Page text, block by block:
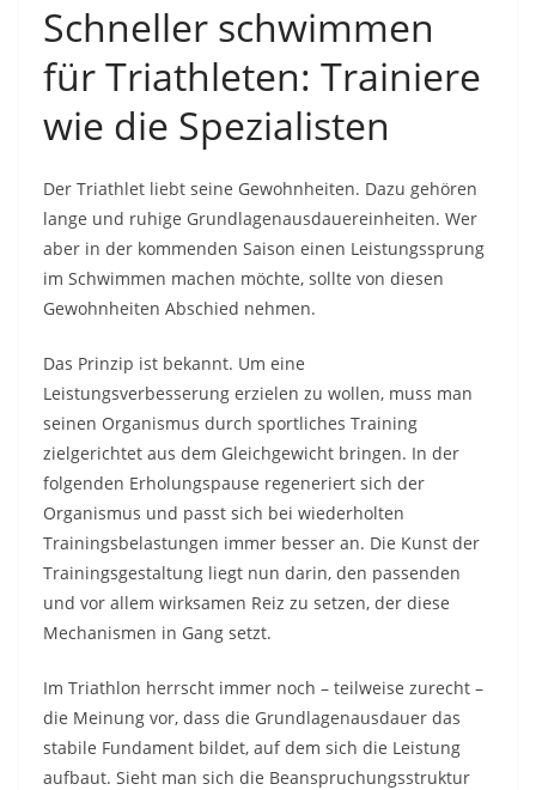
Schneller schwimmen
für Triathleten: Trainiere
wie die Spezialisten
Der Triathlet liebt seine Gewohnheiten. Dazu gehören
lange und ruhige Grundlagenausdauereinheiten. Wer
aber in der kommenden Saison einen Leistungssprung
im Schwimmen machen möchte, sollte von diesen
Gewohnheiten Abschied nehmen.
Das Prinzip ist bekannt. Um eine
Leistungsverbesserung erzielen zu wollen, muss man
seinen Organismus durch sportliches Training
zielgerichtet aus dem Gleichgewicht bringen. In der
folgenden Erholungspause regeneriert sich der
Organismus und passt sich bei wiederholten
Trainingsbelastungen immer besser an. Die Kunst der
Trainingsgestaltung liegt nun darin, den passenden
und vor allem wirksamen Reiz zu setzen, der diese
Mechanismen in Gang setzt.
Im Triathlon herrscht immer noch – teilweise zurecht –
die Meinung vor, dass die Grundlagenausdauer das
stabile Fundament bildet, auf dem sich die Leistung
aufbaut. Sieht man sich die Beanspruchungsstruktur